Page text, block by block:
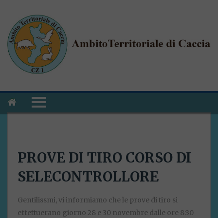
PROVE DI TIRO CORSO DI
SELECONTROLLORE
Gentilissmi, vi informiamo che le prove di tiro si
effettuerano giorno 28 e 30 novembre dalle ore 8:30